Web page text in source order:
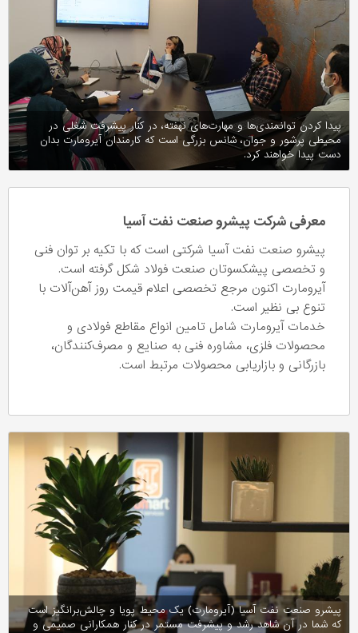
پیدا کردن توانمندی‌ها و مهارت‌های نهفته، در کنار پیشرفت شغلی در
محیطی پرشور و جوان، شانس بزرگی است که کارمندان آیرومارت بدان
دست پیدا خواهند کرد.
معرفی شرکت پیشرو صنعت نفت آسیا
پیشرو صنعت نفت آسیا شرکتی است که با تکیه بر توان فنی
و تخصصی پیشکسوتان صنعت فولاد شکل گرفته است.
آیرومارت اکنون مرجع تخصصی اعلام قیمت روز آهن‌آلات با
تنوع بی نظیر است.
خدمات آیرومارت شامل تامین انواع مقاطع فولادی و
محصولات فلزی، مشاوره فنی به صنایع و مصرف‌کنندگان،
بازرگانی و بازاریابی محصولات مرتبط است.
پیشرو صنعت نفت آسیا (آیرومارت) یک محیط پویا و چالش‌برانگیز است
که شما در آن شاهد رشد و پیشرفت مستمر در کنار همکارانی صمیمی و